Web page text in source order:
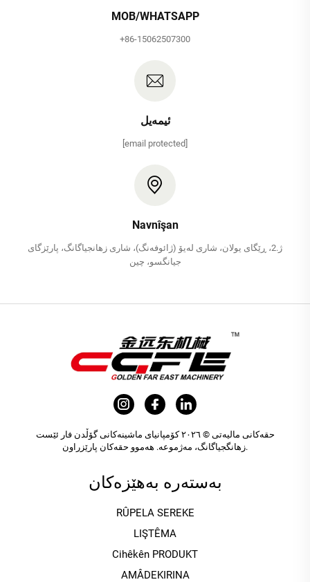
MOB/WHATSAPP
+86-15062507300
ئیمەیل
[email protected]
Navnîşan
ژ.2، ڕێگای یولان، شاری لەیۆ (ژائوفەنگ)، شاری زھانجیاگانگ، پارێزگای
جیانگسو، چین
حقەکانی مالیەتی © ٢٠٢٦ کۆمپانیای ماشینەکانی گۆڵدن فار ئێست
زهانگجیاگانگ، مەژموعە. هەموو حقەکان پارێزراون.
بەستەرە بەهێزەکان
RÛPELA SEREKE
LIŞTÊMA
Cihêkên PRODUKT
AMÂDEKIRINA